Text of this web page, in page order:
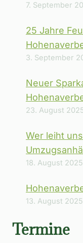
7. September
25 Jahre
3. September
Neuer
23. August
Wer leiht
18. August 2025
13. August 2025
Termine